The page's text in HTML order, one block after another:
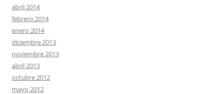
abril 2014
febrero 2014
enero 2014
diciembre 2013
noviembre 2013
abril 2013
octubre 2012
mayo 2012